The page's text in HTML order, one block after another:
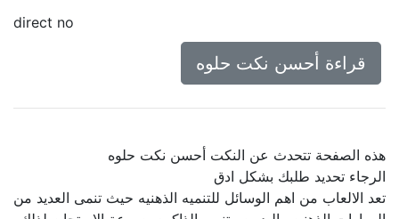
direct no
قراءة أحسن نكت حلوه
هذه الصفحة تتحدث عن النكت أحسن نكت حلوه
الرجاء تحديد طلبك بشكل ادق
تعد الالعاب من اهم الوسائل للتنميه الذهنيه حيث تنمى العديد من